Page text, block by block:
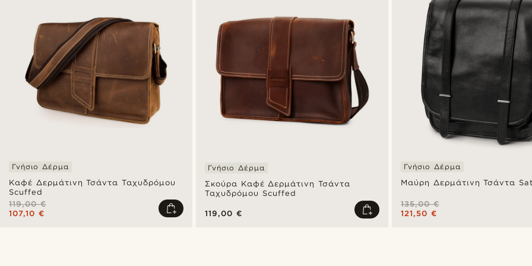
Καφέ Δερμάτινη Τσάντα Ταχυδρόμου
Scuffed
Γνήσιο Δέρμα
119,00 €
107,10 €
Σκούρα Καφέ Δερμάτινη Τσάντα
Ταχυδρόμου Scuffed
Γνήσιο Δέρμα
119,00 €
Μαύρη Δερμάτινη Τσάντα
Γνήσιο Δέρμα
135,00 €
121,50 €